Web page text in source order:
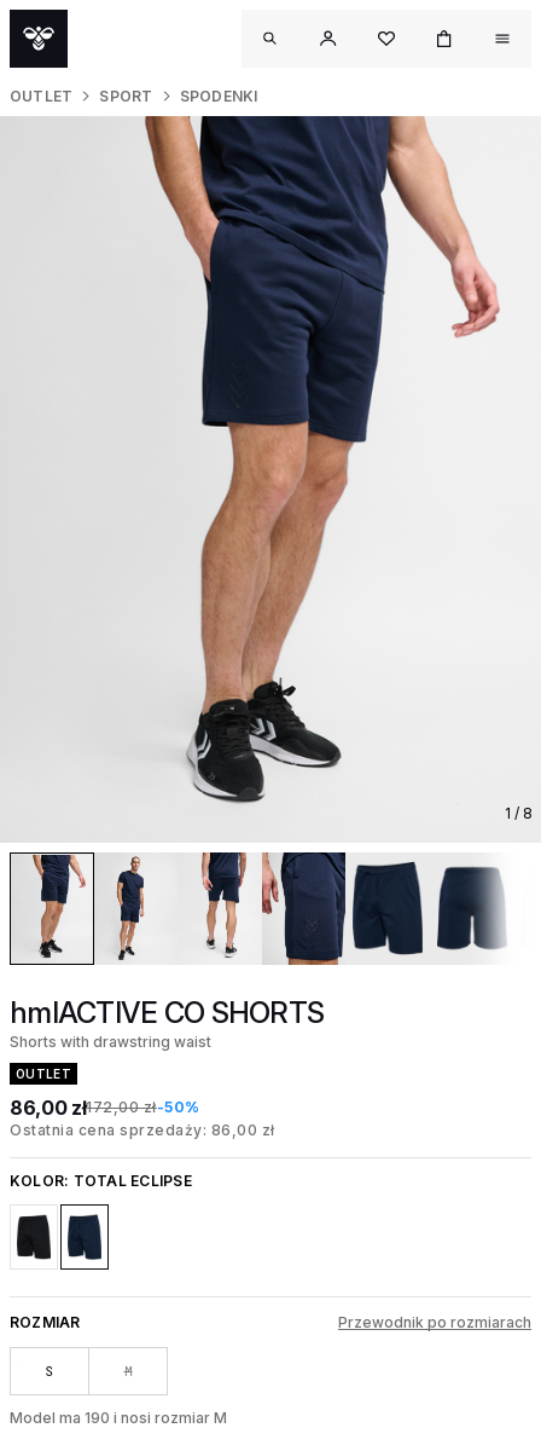
OUTLET SPORT SPODENKI
1 / 8
hmlACTIVE CO SHORTS
Shorts with drawstring waist
OUTLET
86,00 zł172,00 zł-50%
Ostatnia cena sprzedaży: 86,00 zł
KOLOR: TOTAL ECLIPSE
ROZMIAR Przewodnik po rozmiarach
S M
Model ma 190 i nosi rozmiar M